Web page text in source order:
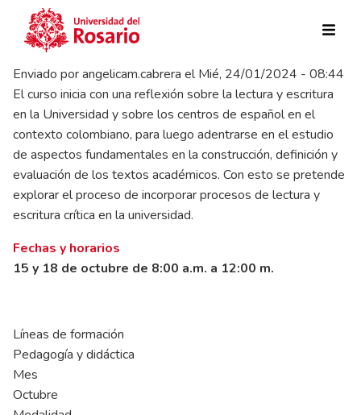
Pasar al contenido principal
Enviado porangelicam.cabrera elMié, 24/01/2024 - 08:44
El curso inicia con una reflexión sobre la lectura y escritura
en la Universidad y sobre los centros de español en el
contexto colombiano, para luego adentrarse en el estudio
de aspectos fundamentales en la construcción, definición y
evaluación de los textos académicos. Con esto se pretende
explorar el proceso de incorporar procesos de lectura y
escritura crítica en la universidad.
Fechas y horarios
15 y 18 de octubre de 8:00 a.m. a 12:00 m.
Líneas de formación
Pedagogía y didáctica
Mes
Octubre